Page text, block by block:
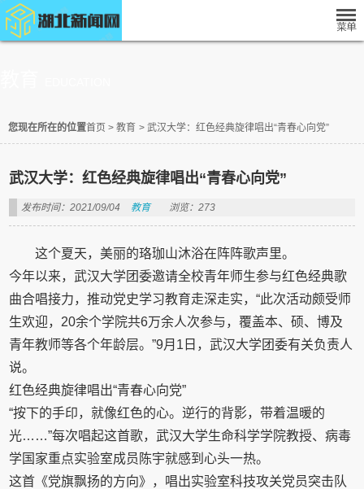
您现在所在的位置首页 > 教育 > 武汉大学：红色经典旋律唱出“青春心向党”
武汉大学：红色经典旋律唱出“青春心向党”
发布时间：2021/09/04 教育 浏览：273
这个夏天，美丽的珞珈山沐浴在阵阵歌声里。
今年以来，武汉大学团委邀请全校青年师生参与红色经典歌
曲合唱接力，推动党史学习教育走深走实，“此次活动颇受师
生欢迎，20余个学院共6万余人次参与，覆盖本、硕、博及
青年教师等各个年龄层。”9月1日，武汉大学团委有关负责人
说。
红色经典旋律唱出“青春心向党”
“按下的手印，就像红色的心。逆行的背影，带着温暖的
光……”每次唱起这首歌，武汉大学生命科学学院教授、病毒
学国家重点实验室成员陈宇就感到心头一热。
这首《党旗飘扬的方向》，唱出实验室科技攻关党员突击队